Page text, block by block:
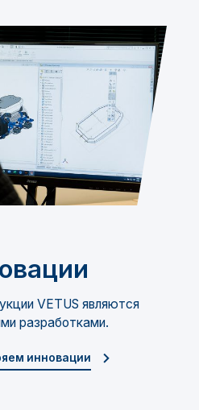
VETUS являются
разработками.
инновации